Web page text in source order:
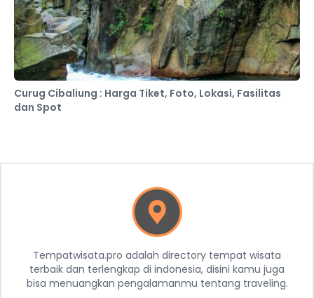
Curug Cibaliung : Harga Tiket, Foto, Lokasi, Fasilitas
dan Spot
Tempatwisata.pro adalah directory tempat wisata
terbaik dan terlengkap di indonesia, disini kamu juga
bisa menuangkan pengalamanmu tentang traveling.